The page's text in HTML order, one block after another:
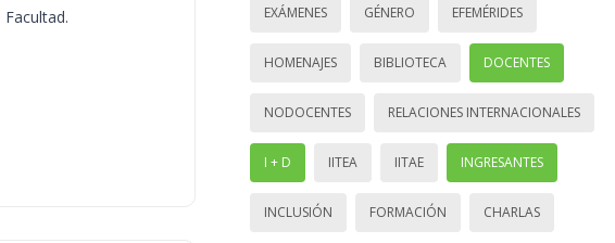
EXÁMENES GÉNERO EFEMÉRIDES
HOMENAJES BIBLIOTECA DOCENTES
NODOCENTES RELACIONES INTERNACIONALES
I + D IITEA IITAE INGRESANTES
INCLUSIÓN FORMACIÓN CHARLAS